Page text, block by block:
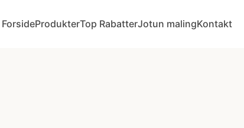
ForsideProdukterTop RabatterJotun malingKontakt